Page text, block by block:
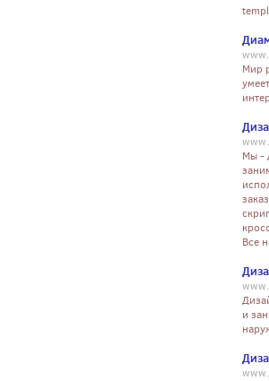
Мир
Мы -
Все
и